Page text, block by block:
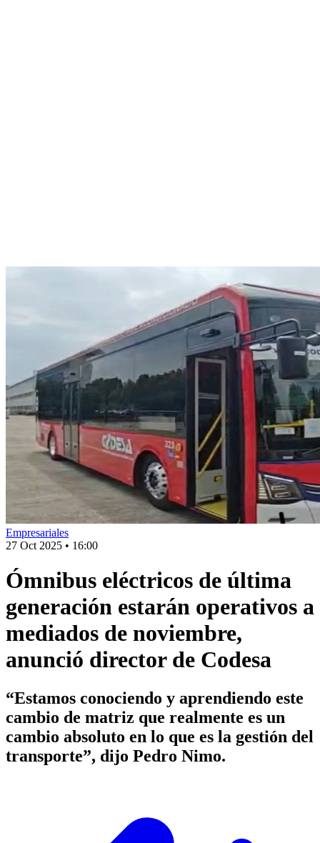
Empresariales
27 Oct 2025 • 16:00
Ómnibus eléctricos de última
generación estarán operativos a
mediados de noviembre,
anunció director de Codesa
“Estamos conociendo y aprendiendo este
cambio de matriz que realmente es un
cambio absoluto en lo que es la gestión del
transporte”, dijo Pedro Nimo.